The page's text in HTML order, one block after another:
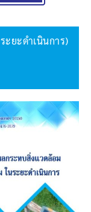
ะยะดำเนินการ)